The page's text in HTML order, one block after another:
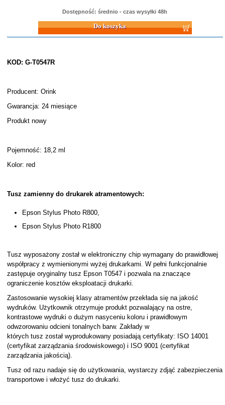
Dostępność: średnio - czas wysyłki 48h
Do koszyka
KOD: G-T0547R
Producent: Orink
Gwarancja: 24 miesiące
Produkt nowy
Pojemność: 18,2 ml
Kolor: red
Tusz zamienny do drukarek atramentowych:
Epson Stylus Photo R800,
Epson Stylus Photo R1800
Tusz wyposażony został w elektroniczny chip wymagany do prawidłowej
współpracy z wymienionymi wyżej drukarkami. W pełni funkcjonalnie
zastępuje oryginalny tusz Epson T0547 i pozwala na znaczące
ograniczenie kosztów eksploatacji drukarki.
Zastosowanie wysokiej klasy atramentów przekłada się na jakość
wydruków. Użytkownik otrzymuje produkt pozwalający na ostre,
kontrastowe wydruki o dużym nasyceniu koloru i prawidłowym
odwzorowaniu odcieni tonalnych barw. Zakłady w
których tusz został wyprodukowany posiadają certyfikaty: ISO 14001
(certyfikat zarządzania środowiskowego) i ISO 9001 (certyfikat
zarządzania jakością).
Tusz od razu nadaje się do użytkowania, wystarczy zdjąć zabezpieczenia
transportowe i włożyć tusz do drukarki.